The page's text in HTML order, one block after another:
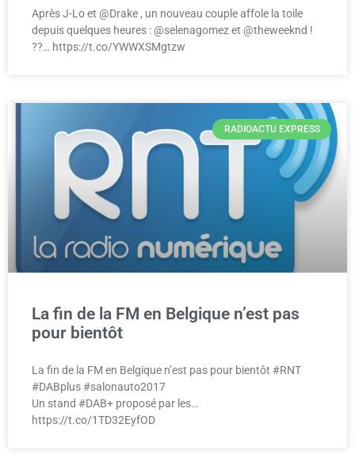
Après J-Lo et @Drake , un nouveau couple affole la toile
depuis quelques heures : @selenagomez et @theweeknd !
??… https://t.co/YWWXSMgtzw
RADIOACTU EXPRESS
La fin de la FM en Belgique n’est pas
pour bientôt
La fin de la FM en Belgique n’est pas pour bientôt #RNT
#DABplus #salonauto2017
Un stand #DAB+ proposé par les…
https://t.co/1TD32EyfOD